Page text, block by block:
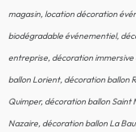
magasin, location décoration
biodégradable événementiel,
entreprise, décoration
ballon Lorient, décoration ballon
Quimper, décoration ballon
Nazaire, décoration ballon La